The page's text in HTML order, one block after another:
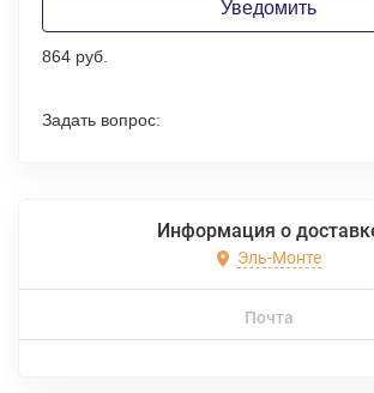
Уведомить
864 руб.
Задать вопрос:
Информация о
Эль-Монте
Почта